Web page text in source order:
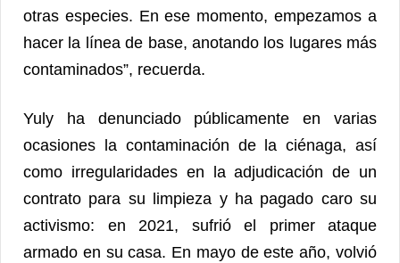
otras especies. En ese momento, empezamos a
hacer la línea de base, anotando los lugares más
contaminados”, recuerda.
Yuly ha denunciado públicamente en varias
ocasiones la contaminación de la ciénaga, así
como irregularidades en la adjudicación de un
contrato para su limpieza y ha pagado caro su
activismo: en 2021, sufrió el primer ataque
armado en su casa. En mayo de este año, volvió